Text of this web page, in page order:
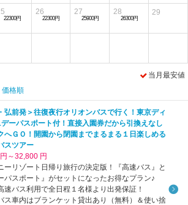
22300円
26
22300円
27
25900円
28
26300円
29
当月最安値
価格順
弘前発＞往復夜行オリオンバスで行く！東京ディ
ーパスポート付！直接入園券だから引換えなし
へＧＯ！開園から閉園までまるまる１日楽しめる
スツアー
～32,800 円
ーリゾート日帰り旅行の決定版！『高速バス』と
パスポート』がセットになったお得なプラン♪
速バス利用で全日程１名様より出発保証！
ス車内はブランケット貸出あり（無料）＆使い捨